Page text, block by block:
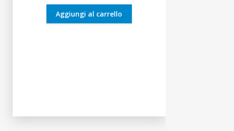
10,00€.9,50€.
Aggiungi al carrello